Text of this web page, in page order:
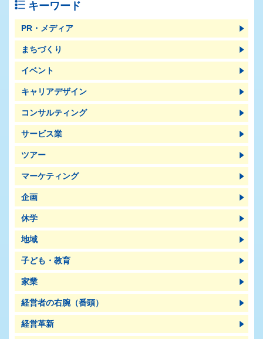
キーワード
PR・メディア
まちづくり
イベント
キャリアデザイン
コンサルティング
サービス業
ツアー
マーケティング
企画
休学
地域
子ども・教育
家業
経営者の右腕（番頭）
経営革新